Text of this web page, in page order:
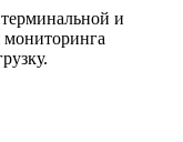
и
мониторинга